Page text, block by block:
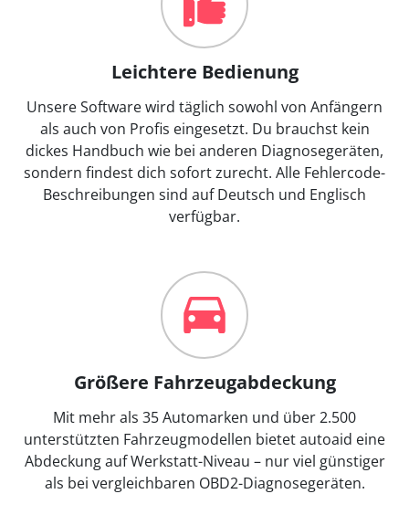
Leichtere Bedienung
Unsere Software wird täglich sowohl von Anfängern
als auch von Profis eingesetzt. Du brauchst kein
dickes Handbuch wie bei anderen Diagnosegeräten,
sondern findest dich sofort zurecht. Alle Fehlercode-
Beschreibungen sind auf Deutsch und Englisch
verfügbar.
Größere Fahrzeugabdeckung
Mit mehr als 35 Automarken und über 2.500
unterstützten Fahrzeugmodellen bietet autoaid eine
Abdeckung auf Werkstatt-Niveau – nur viel günstiger
als bei vergleichbaren OBD2-Diagnosegeräten.